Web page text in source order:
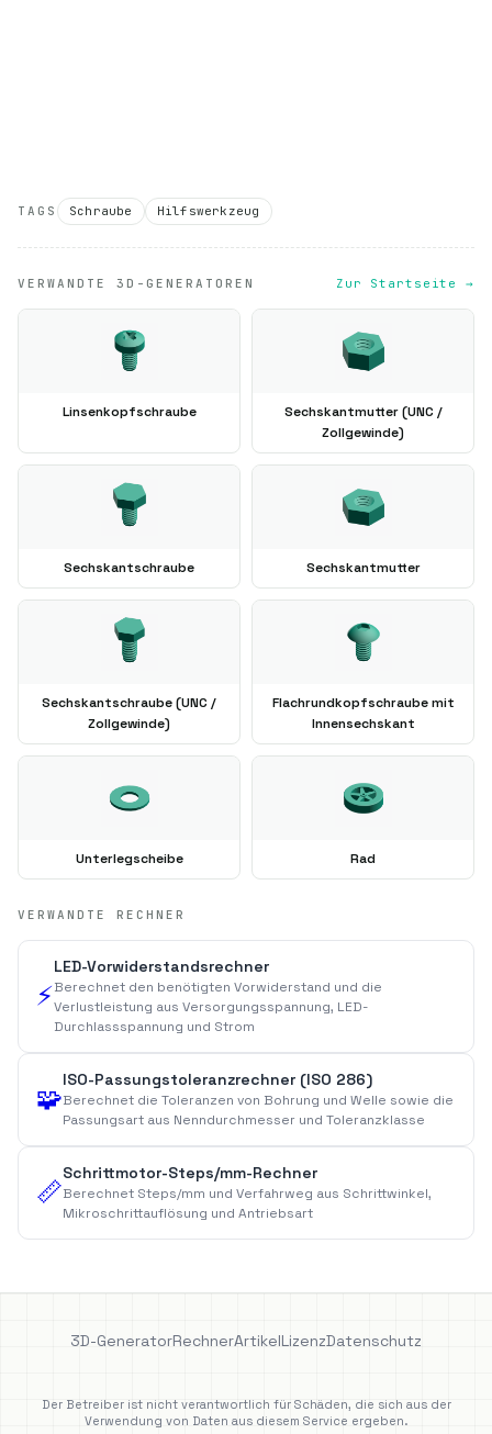
TAGS Schraube Hilfswerkzeug
VERWANDTE 3D-GENERATOREN Zur Startseite →
Linsenkopfschraube
Sechskantmutter (UNC /
Zollgewinde)
Sechskantschraube Sechskantmutter
Sechskantschraube (UNC /
Zollgewinde)
Flachrundkopfschraube mit
Innensechskant
Unterlegscheibe Rad
VERWANDTE RECHNER
⚡
LED-Vorwiderstandsrechner
Berechnet den benötigten Vorwiderstand und die
Verlustleistung aus Versorgungsspannung, LED-
Durchlassspannung und Strom
🧩
ISO-Passungstoleranzrechner (ISO 286)
Berechnet die Toleranzen von Bohrung und Welle sowie die
Passungsart aus Nenndurchmesser und Toleranzklasse
📏
Schrittmotor-Steps/mm-Rechner
Berechnet Steps/mm und Verfahrweg aus Schrittwinkel,
Mikroschrittauflösung und Antriebsart
3D-GeneratorRechnerArtikelLizenzDatenschutz
Der Betreiber ist nicht verantwortlich für Schäden, die sich aus der
Verwendung von Daten aus diesem Service ergeben.